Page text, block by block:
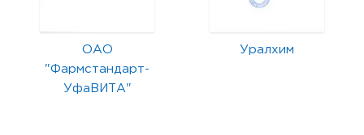
ОАО
"Фармстандарт-
УфаВИТА"
Уралхим